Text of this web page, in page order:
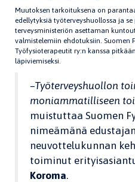
Muutoksen tarkoituksena on
edellytyksiä työterveyshuollossa ja
terveysministeriön asettaman
valmistelemiin ehdotuksiin. Suomen
Työfysioterapeutit ry:n kanssa
läpiviemiseksi.
–Työterveyshuollon
moniammatilliseen
muistuttaa Suomen
nimeämänä
neuvottelukunnan
toiminut
Koroma.